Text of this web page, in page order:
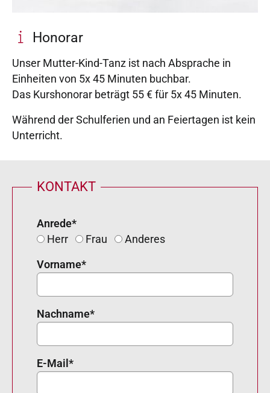
Honorar
Unser Mutter-Kind-Tanz ist nach Absprache in
Einheiten von 5x 45 Minuten buchbar.
Das Kurshonorar beträgt 55 € für 5x 45 Minuten.
Während der Schulferien und an Feiertagen ist kein
Unterricht.
KONTAKT
Anrede*
Herr
Frau Anderes
Vorname*
Nachname*
E-Mail *